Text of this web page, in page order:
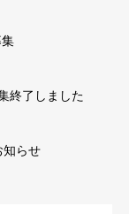
終了しました
らせ